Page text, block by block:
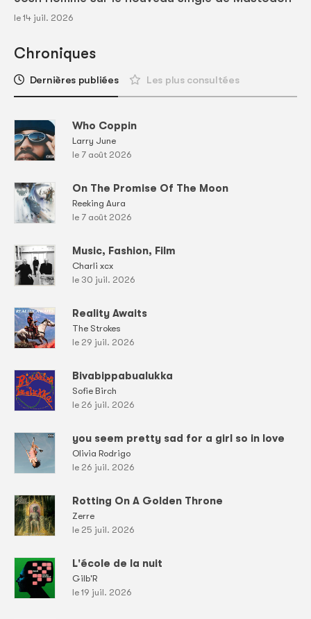
le 14 juil. 2026
Chroniques
Dernières publiées Les plus consultées
Who Coppin
Larry June
le 7 août 2026
On The Promise Of The Moon
Reeking Aura
le 7 août 2026
Music, Fashion, Film
Charli xcx
le 30 juil. 2026
Reality Awaits
The Strokes
le 29 juil. 2026
Bivabippabualukka
Sofie Birch
le 26 juil. 2026
you seem pretty sad for a girl so in love
Olivia Rodrigo
le 26 juil. 2026
Rotting On A Golden Throne
Zerre
le 25 juil. 2026
L'école de la nuit
Gilb'R
le 19 juil. 2026